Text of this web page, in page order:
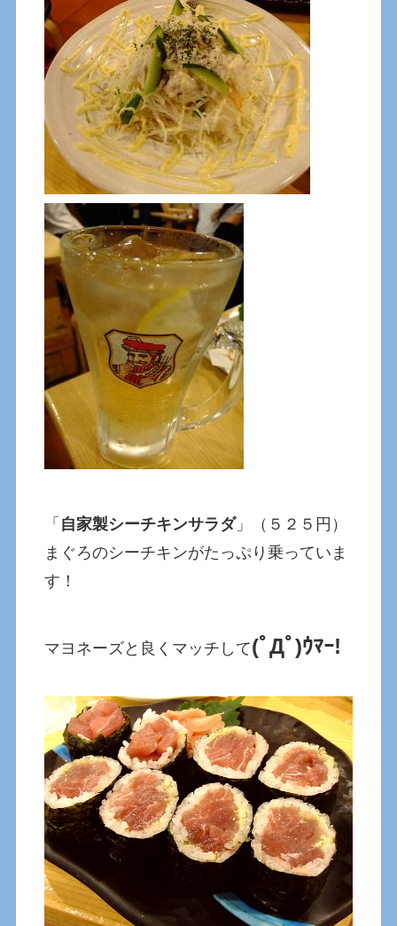
「 自家製シーチキンサラダ」（５２５円）
まぐろのシーチキンがたっぷり乗っていま
す！
マヨネーズと良くマッチして(ﾟДﾟ)ｳﾏｰ!